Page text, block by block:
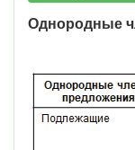
Однородные